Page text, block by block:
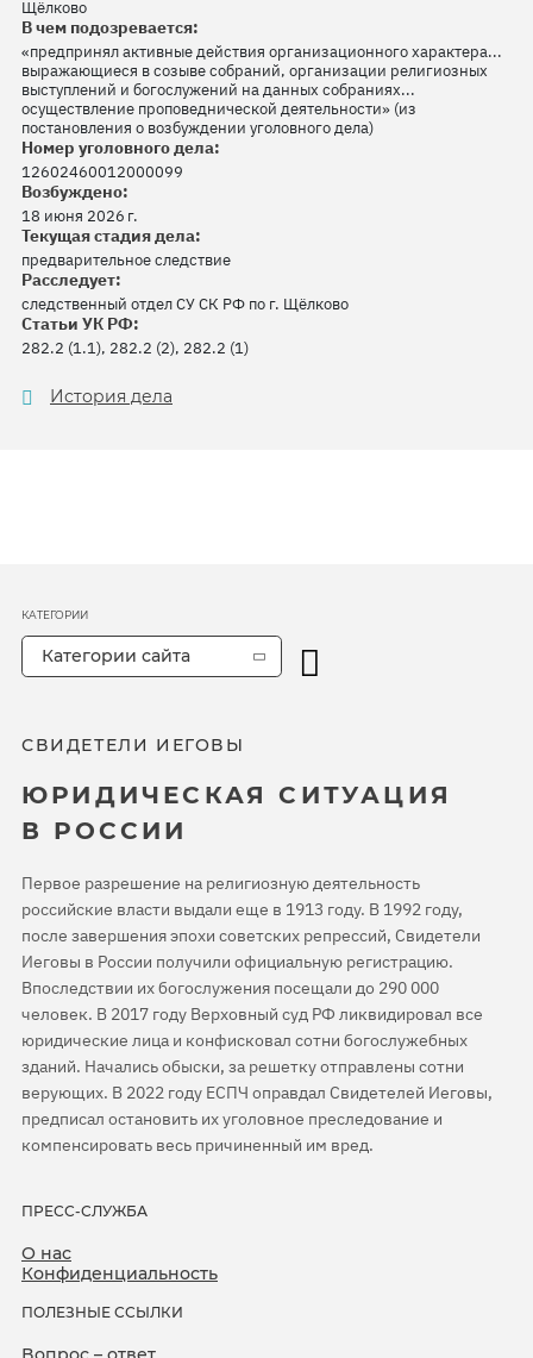
Щёлково
В чем подозревается:
«предпринял активные действия организационного характера...
выражающиеся в созыве собраний, организации религиозных
выступлений и богослужений на данных собраниях...
осуществление проповеднической деятельности» (из
постановления о возбуждении уголовного дела)
Номер уголовного дела:
12602460012000099
Возбуждено:
18 июня 2026 г.
Текущая стадия дела:
предварительное следствие
Расследует:
следственный отдел СУ СК РФ по г. Щёлково
Статьи УК РФ:
282.2 (1.1), 282.2 (2), 282.2 (1)
История дела
СВИДЕТЕЛИ ИЕГОВЫ
ЮРИДИЧЕСКАЯ СИТУАЦИЯ
В РОССИИ
Первое разрешение на религиозную деятельность
российские власти выдали еще в 1913 году. В 1992 году,
после завершения эпохи советских репрессий, Свидетели
Иеговы в России получили официальную регистрацию.
Впоследствии их богослужения посещали до 290 000
человек. В 2017 году Верховный суд РФ ликвидировал все
юридические лица и конфисковал сотни богослужебных
зданий. Начались обыски, за решетку отправлены сотни
верующих. В 2022 году ЕСПЧ оправдал Свидетелей Иеговы,
предписал остановить их уголовное преследование и
компенсировать весь причиненный им вред.
ПРЕСС-СЛУЖБА
О нас
Конфиденциальность
ПОЛЕЗНЫЕ ССЫЛКИ
КАТЕГОРИИ
Категории сайта